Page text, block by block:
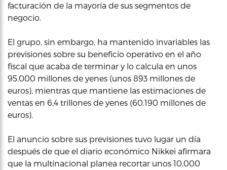
facturación de la mayoría de sus segmentos de
negocio.
El grupo, sin embargo, ha mantenido invariables las
previsiones sobre su beneficio operativo en el año
fiscal que acaba de terminar y lo calcula en unos
95.000 millones de yenes (unos 893 millones de
euros), mientras que mantiene las estimaciones de
ventas en 6,4 trillones de yenes (60.190 millones de
euros).
El anuncio sobre sus previsiones tuvo lugar un día
después de que el diario económico Nikkei afirmara
que la multinacional planea recortar unos 10.000